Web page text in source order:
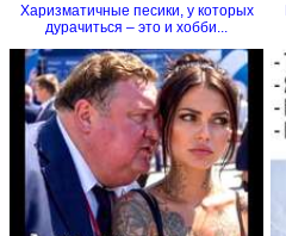
Харизматичные песики, у которых
дурачиться – это и хобби...